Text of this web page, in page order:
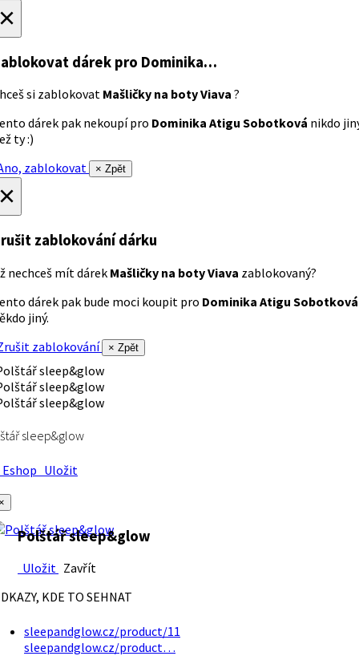
dárek pro Dominika…
si zablokovat Mašličky na boty Viava ?
dárek pak nekoupí pro Dominika Atigu Sobotková nikdo
ty :)
zablokovat
× Zpět
zablokování dárku
nechceš mít dárek Mašličky na boty Viava zablokovaný?
dárek pak bude moci koupit pro Dominika Atigu Sobotková
jiný.
zablokování
× Zpět
sleep&glow
Uložit
Polštář sleep&glow
Uložit Zavřít
KDE TO SEHNAT
sleepandglow.cz/product/11
sleepandglow.cz/product…